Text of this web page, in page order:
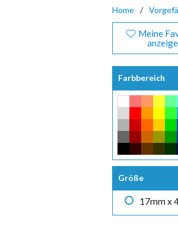
Home
Meine
Farbbereich
Größe
17mm x